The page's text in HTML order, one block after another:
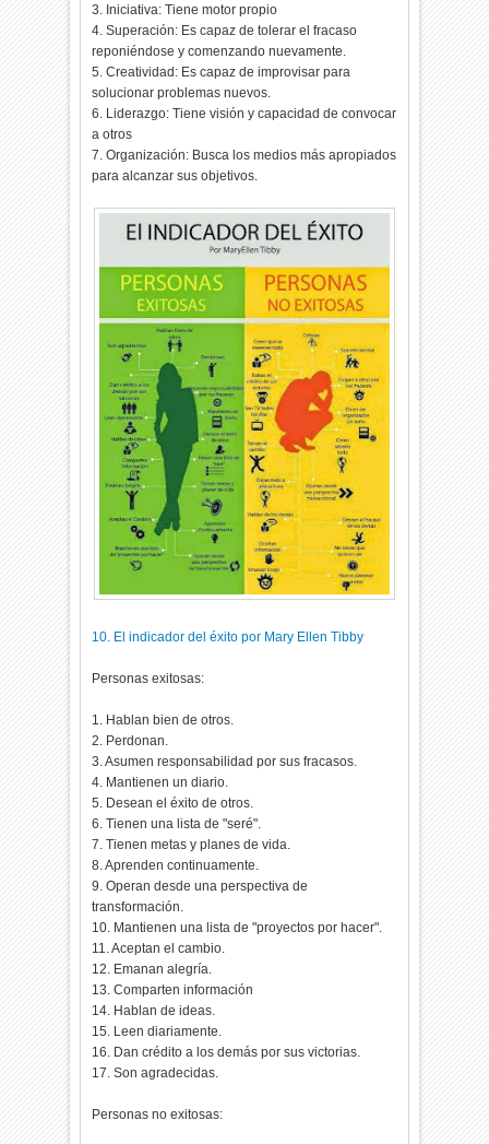
3. Iniciativa: Tiene motor propio
4. Superación: Es capaz de tolerar el fracaso
reponiéndose y comenzando nuevamente.
5. Creatividad: Es capaz de improvisar para
solucionar problemas nuevos.
6. Liderazgo: Tiene visión y capacidad de convocar
a otros
7. Organización: Busca los medios más apropiados
para alcanzar sus objetivos.
10. El indicador del éxito por Mary Ellen Tibby
Personas exitosas:
1. Hablan bien de otros.
2. Perdonan.
3. Asumen responsabilidad por sus fracasos.
4. Mantienen un diario.
5. Desean el éxito de otros.
6. Tienen una lista de "seré".
7. Tienen metas y planes de vida.
8. Aprenden continuamente.
9. Operan desde una perspectiva de
transformación.
10. Mantienen una lista de "proyectos por hacer".
11. Aceptan el cambio.
12. Emanan alegría.
13. Comparten información
14. Hablan de ideas.
15. Leen diariamente.
16. Dan crédito a los demás por sus victorias.
17. Son agradecidas.
Personas no exitosas: